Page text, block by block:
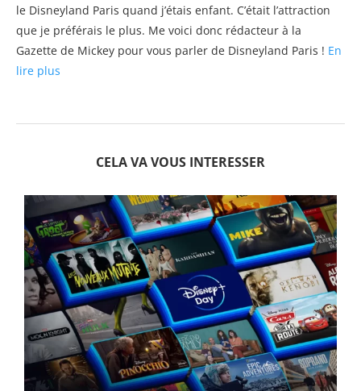
le Disneyland Paris quand j’étais enfant. C’était l’attraction
que je préférais le plus. Me voici donc rédacteur à la
Gazette de Mickey pour vous parler de Disneyland Paris ! En
lire plus
CELA VA VOUS INTERESSER